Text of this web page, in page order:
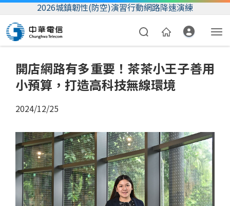
2026城鎮韌性(防空)演習行動網路降速演練
資費合約
帳單繳費
我的帳號
開店網路有多重要！茶茶小王子善用
小預算，打造高科技無線環境
2024/12/25